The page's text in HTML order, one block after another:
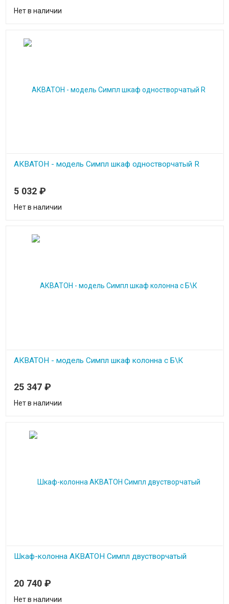
Нет в наличии
АКВАТОН - модель Симпл шкаф одностворчатый R
5 032 ₽
Нет в наличии
АКВАТОН - модель Симпл шкаф колонна с Б\К
25 347 ₽
Нет в наличии
Шкаф-колонна АКВАТОН Симпл двустворчатый
20 740 ₽
Нет в наличии